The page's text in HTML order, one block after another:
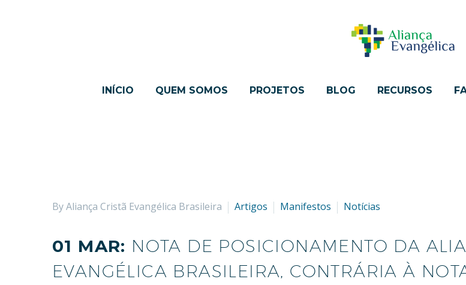
INÍCIO QUEM SOMOS PROJETOS BLOG RECURSOS
By Aliança Cristã Evangélica Brasileira Artigos Manifestos Notícias
01 MAR: NOTA DE POSICIONAMENTO DA
EVANGÉLICA BRASILEIRA, CONTRÁRIA À